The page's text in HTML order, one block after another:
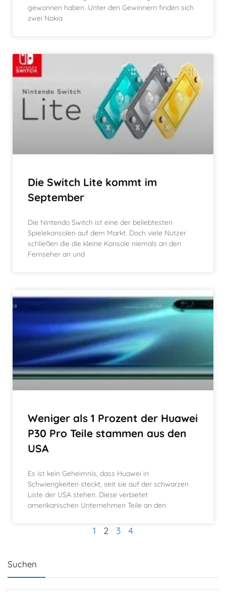
gewonnen haben. Unter den Gewinnern finden sich
zwei Nokia
Die Switch Lite kommt im
September
Die Nintendo Switch ist eine der beliebtesten
Spielekonsolen auf dem Markt. Doch viele Nutzer
schließen die die kleine Konsole niemals an den
Fernseher an und
Weniger als 1 Prozent der Huawei
P30 Pro Teile stammen aus den
USA
Es ist kein Geheimnis, dass Huawei in
Schwierigkeiten steckt, seit sie auf der schwarzen
Liste der USA stehen. Diese verbietet
amerikanischen Unternehmen Teile an den
1 2 3 4
Suchen